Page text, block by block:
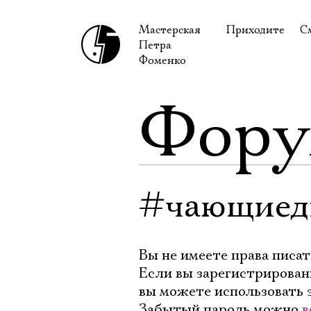
Мастерская
Петра
Фоменко
Приходите
Доступ для
Правила
Вы не имеете права
Если вы
вы можете